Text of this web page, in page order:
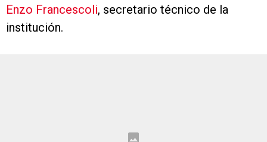
Enzo Francescoli, secretario técnico de la
institución.